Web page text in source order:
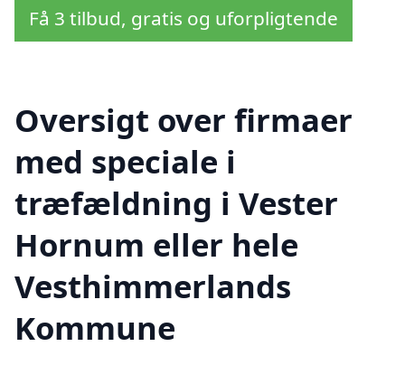
Få 3 tilbud, gratis og uforpligtende
Oversigt over firmaer
med speciale i
træfældning i Vester
Hornum eller hele
Vesthimmerlands
Kommune